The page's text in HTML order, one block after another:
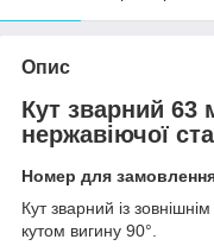
Опис
Кут зварний 63
нержавіючої
Номер для
Кут зварний із
кутом вигину 90°.